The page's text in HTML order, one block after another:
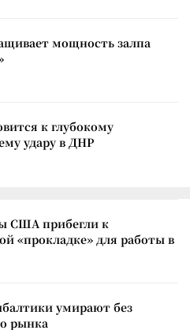
мощность залпа
к глубокому
удару в ДНР
США прибегли к
«прокладке» для работы в
умирают без
рынка